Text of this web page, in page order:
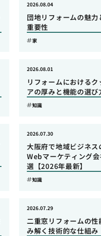
団地リフォームの魅力
重要性
2026.08.04
家
リフォームにおけるク
アの厚みと機能の選び
2026.08.01
知識
大阪府で地域ビジネス
Webマーケティング
選【2026年最新】
2026.07.30
知識
二重窓リフォームの性
み解く技術的な仕組み
2026.07.29